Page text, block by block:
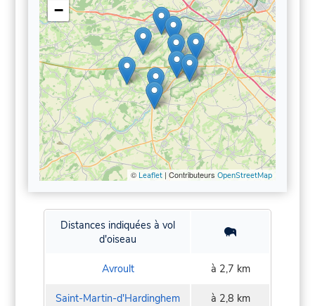
−
© Leaflet| Contributeurs OpenStreetMap
Distances indiquées à vol
d'oiseau
Avroult à 2,7 km
Saint-Martin-d'Hardinghem à 2,8 km